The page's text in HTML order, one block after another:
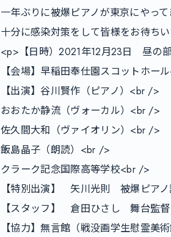
一年ぶりに被爆ピアノが東京にやっ
十分に感染対策をして皆様をお待ち
<p>【日時）2021年12月23日　昼の
【会場】早稲田奉仕園スコットホー
【出演】谷川賢作（ピアノ）<br />
おおたか静流（ヴォーカル）<br />
佐久間大和（ヴァイオリン）<br />
飯島晶子（朗読）<br />
クラーク記念国際高等学校<br />
【特別出演】　矢川光則　被爆ピア
【スタッフ】　倉田ひさし　舞台
【協力】無言館（戦没画学生慰霊